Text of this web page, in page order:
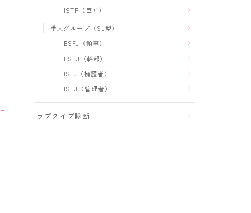
ISTP（巨匠）
番人グループ（SJ型）
ESFJ（領事）
ESTJ（幹部）
ISFJ（擁護者）
ISTJ（管理者）
ラブタイプ診断